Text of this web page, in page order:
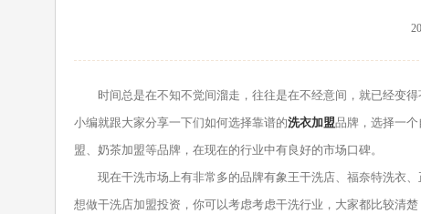
时间总是在不知不觉间溜走，往往是在不经意间，就已经变得
小编就跟大家分享一下们如何选择靠谱的洗衣加盟品牌，选择一
盟、奶茶加盟等品牌，在现在的行业中有良好的市场口碑。
现在干洗市场上有非常多的品牌有象王干洗店、福奈特洗衣、
想做干洗店加盟投资，你可以考虑考虑干洗行业，大家都比较清